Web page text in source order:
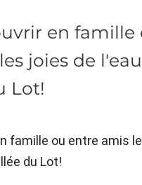
en famille
joies de
Lot!
famille ou entre amis
du Lot!